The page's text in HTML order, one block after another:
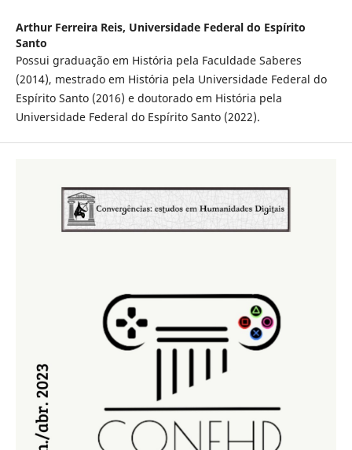
Arthur Ferreira Reis, Universidade Federal do Espírito
Santo
Possui graduação em História pela Faculdade Saberes
(2014), mestrado em História pela Universidade Federal do
Espírito Santo (2016) e doutorado em História pela
Universidade Federal do Espírito Santo (2022).